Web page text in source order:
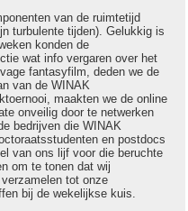
van de ruimtetijd
turbulente tijden). Gelukkig is
konden de
wat info vergaren over het
fantasyfilm, deden we de
van de WINAK
maakten we de online
onveilig door te netwerken
bedrijven die WINAK
en postdocs
van ons lijf voor die beruchte
om te tonen dat wij
tot onze
bij de wekelijkse kuis.